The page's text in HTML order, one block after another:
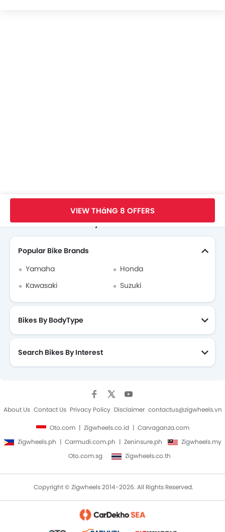
VIEW THáNG 8 OFFERS
Search Other Motorcycles
Popular Bike Brands
Yamaha
Honda
Kawasaki
Suzuki
Bikes By BodyType
Search Bikes By Interest
About Us Contact Us Privacy Policy Disclaimer contactus@zigwheels.vn
Oto.com Zigwheels.co.id
Carvaganza.com
Zigwheels.ph
Carmudi.com.ph Zeninsure.ph
Zigwheels.my
Oto.com.sg
Zigwheels.co.th
Copyright © Zigwheels 2014-2026. All Rights Reserved.